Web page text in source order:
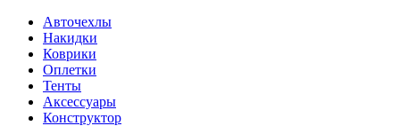
Авточехлы
Накидки
Коврики
Оплетки
Тенты
Аксессуары
Конструктор